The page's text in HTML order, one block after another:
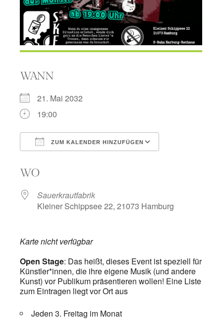
WANN
21. Mai 2032
19:00
ZUM KALENDER HINZUFÜGEN
WO
Sauerkrautfabrik
Kleiner Schippsee 22, 21073 Hamburg
Karte nicht verfügbar
Open Stage: Das heißt, dieses Event ist speziell für
Künstler*innen, die ihre eigene Musik (und andere
Kunst) vor Publikum präsentieren wollen! Eine Liste
zum Eintragen liegt vor Ort aus
Jeden 3. Freitag im Monat